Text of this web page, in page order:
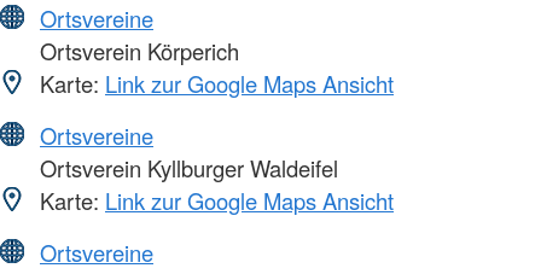
Ortsvereine
Ortsverein Körperich
Karte: Link zur Google Maps Ansicht
Ortsvereine
Ortsverein Kyllburger Waldeifel
Karte: Link zur Google Maps Ansicht
Ortsvereine